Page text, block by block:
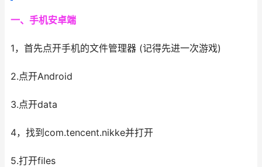
一、手机安卓端
1，首先点开手机的文件管理器 (记得先进一次游戏)
2.点开Android
3.点开data
4，找到com.tencent.nikke并打开
5.打开files